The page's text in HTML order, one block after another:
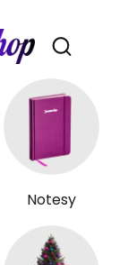
Otwórz
Notesy